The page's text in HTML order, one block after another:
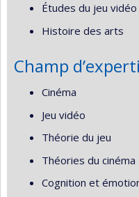
Études du jeu vidéo
Histoire des arts
Champ
Cinéma
Jeu vidéo
Théorie du jeu
Théories du cinéma
Cognition et